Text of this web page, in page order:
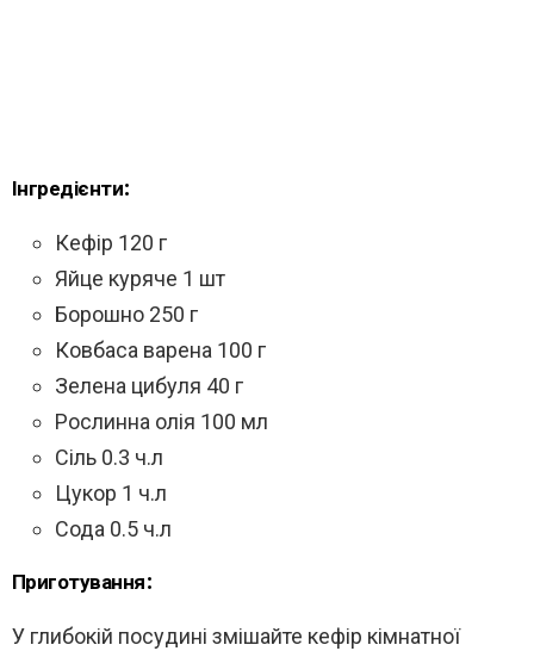
Інгредієнти:
Кефір 120 г
Яйце куряче 1 шт
Борошно 250 г
Ковбаса варена 100 г
Зелена цибуля 40 г
Рослинна олія 100 мл
Сіль 0.3 ч.л
Цукор 1 ч.л
Сода 0.5 ч.л
Приготування:
У глибокій посудині змішайте кефір кімнатної